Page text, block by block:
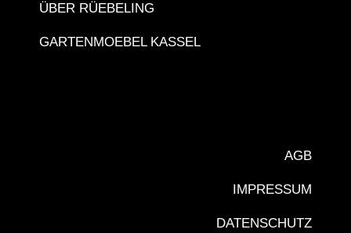
ÜBER RÜEBELING
GARTENMOEBEL KASSEL
AGB
IMPRESSUM
DATENSCHUTZ